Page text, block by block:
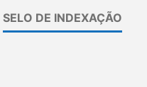
SELO DE INDEXAÇÃO